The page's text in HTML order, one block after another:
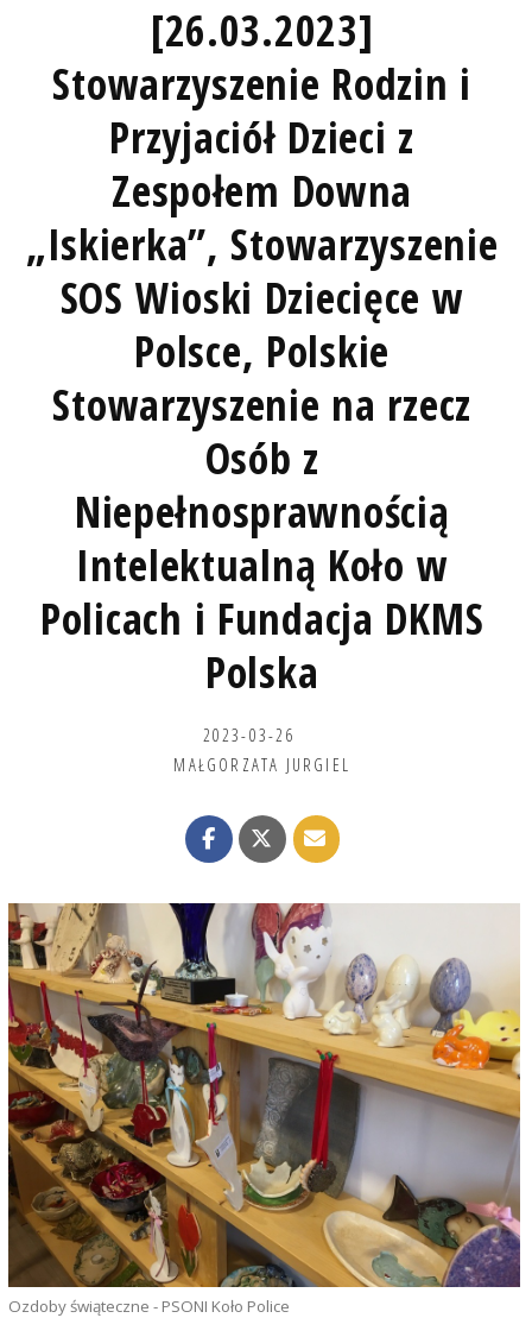
[26.03.2023]
Stowarzyszenie Rodzin i
Przyjaciół Dzieci z
Zespołem Downa
„Iskierka”, Stowarzyszenie
SOS Wioski Dziecięce w
Polsce, Polskie
Stowarzyszenie na rzecz
Osób z
Niepełnosprawnością
Intelektualną Koło w
Policach i Fundacja DKMS
Polska
2023-03-26
MAŁGORZATA JURGIEL
Ozdoby świąteczne - PSONI Koło Police